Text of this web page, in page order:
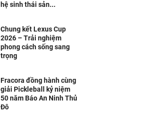
hệ sinh thái sản...
Chung kết Lexus Cup
2026 – Trải nghiệm
phong cách sống sang
trọng
Fracora đồng hành cùng
giải Pickleball kỷ niệm
50 năm Báo An Ninh Thủ
Đô